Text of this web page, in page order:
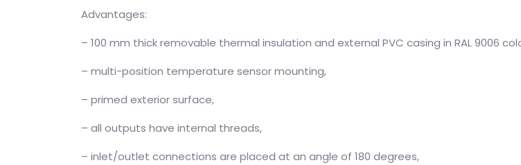
Advantages:
– 100 mm thick removable thermal insulation and external PVC casing in RAL 9006
– multi-position temperature sensor mounting,
– primed exterior surface,
– all outputs have internal threads,
– inlet/outlet connections are placed at an angle of 180 degrees,